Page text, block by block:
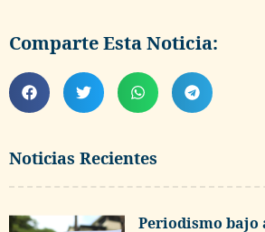
Noticias Recientes
Periodismo bajo
Comparte Esta Noticia: